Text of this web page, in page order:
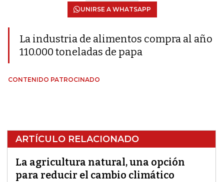
UNIRSE A WHATSAPP
La industria de alimentos compra al año
110.000 toneladas de papa
CONTENIDO PATROCINADO
ARTÍCULO RELACIONADO
La agricultura natural, una opción
para reducir el cambio climático